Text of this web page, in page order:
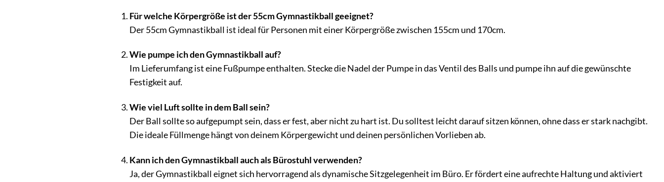
Für welche Körpergröße ist der 55cm Gymnastikball geeignet?
Der 55cm Gymnastikball ist ideal für Personen mit einer Körpergröße zwischen 155cm und 170cm.
Wie pumpe ich den Gymnastikball auf?
Im Lieferumfang ist eine Fußpumpe enthalten. Stecke die Nadel der Pumpe in das Ventil des Balls und pumpe ihn auf die gewünschte
Festigkeit auf.
Wie viel Luft sollte in dem Ball sein?
Der Ball sollte so aufgepumpt sein, dass er fest, aber nicht zu hart ist. Du solltest leicht darauf sitzen können, ohne dass er stark nachgibt.
Die ideale Füllmenge hängt von deinem Körpergewicht und deinen persönlichen Vorlieben ab.
Kann ich den Gymnastikball auch als Bürostuhl verwenden?
Ja, der Gymnastikball eignet sich hervorragend als dynamische Sitzgelegenheit im Büro. Er fördert eine aufrechte Haltung und aktiviert